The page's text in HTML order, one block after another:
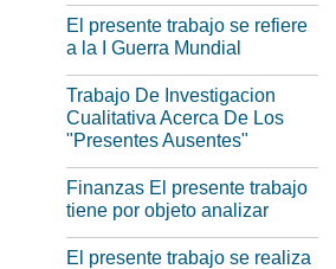
El presente trabajo se refiere
a la I Guerra Mundial
Trabajo De Investigacion
Cualitativa Acerca De Los
"Presentes Ausentes"
Finanzas El presente trabajo
tiene por objeto analizar
El presente trabajo se realiza